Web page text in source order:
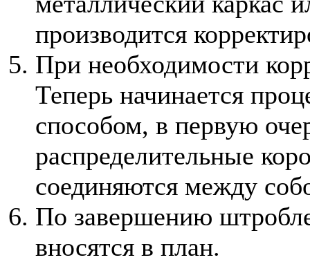
производится
При необходимости
Теперь начинается
способом, в первую
распределительные
соединяются между
По завершению
вносятся в план.